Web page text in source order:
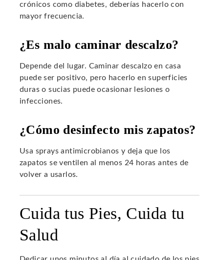
crónicos como diabetes, deberías hacerlo con
mayor frecuencia.
¿Es malo caminar descalzo?
Depende del lugar. Caminar descalzo en casa
puede ser positivo, pero hacerlo en superficies
duras o sucias puede ocasionar lesiones o
infecciones.
¿Cómo desinfecto mis zapatos?
Usa sprays antimicrobianos y deja que los
zapatos se ventilen al menos 24 horas antes de
volver a usarlos.
Cuida tus Pies, Cuida tu
Salud